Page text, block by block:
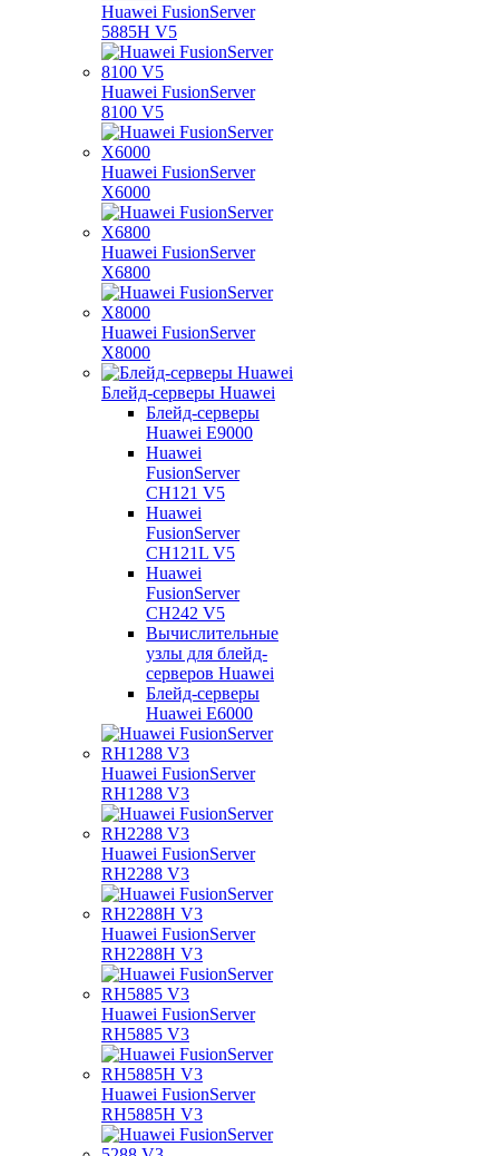
Huawei FusionServer
5885H V5
Huawei FusionServer
8100 V5
Huawei FusionServer
X6000
Huawei FusionServer
X6800
Huawei FusionServer
X8000
Блейд-серверы Huawei
Блейд-серверы
Huawei E9000
Huawei
FusionServer
CH121 V5
Huawei
FusionServer
CH121L V5
Huawei
FusionServer
CH242 V5
Вычислительные
узлы для блейд-
серверов Huawei
Блейд-серверы
Huawei E6000
Huawei FusionServer
RH1288 V3
Huawei FusionServer
RH2288 V3
Huawei FusionServer
RH2288H V3
Huawei FusionServer
RH5885 V3
Huawei FusionServer
RH5885H V3